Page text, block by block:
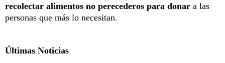
recolectar alimentos no perecederos para donar a las
personas que más lo necesitan.
Últimas Noticias